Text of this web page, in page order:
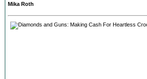
Mika Roth